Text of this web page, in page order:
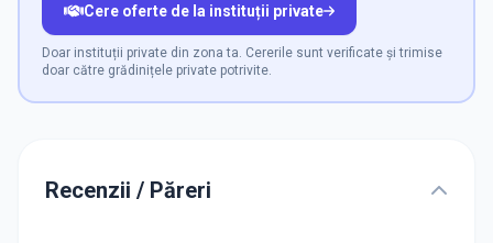
Cere oferte de la instituții private
Doar instituții private din zona ta. Cererile sunt verificate și trimise
doar către grădinițele private potrivite.
Recenzii / Păreri